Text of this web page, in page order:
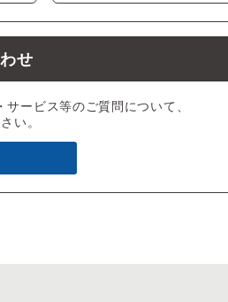
せ
ービス等のご質問について、
い。